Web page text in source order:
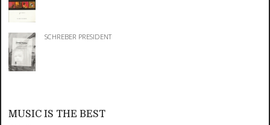
SCHREBER PRESIDENT
MUSIC IS THE BEST